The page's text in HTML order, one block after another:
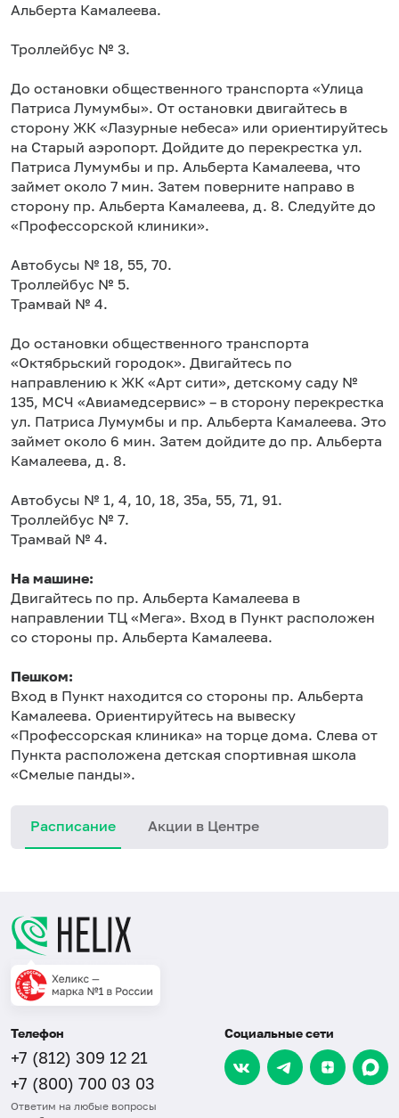
Альберта Камалеева.
Троллейбус № 3.
До остановки общественного транспорта «Улица
Патриса Лумумбы». От остановки двигайтесь в
сторону ЖК «Лазурные небеса» или ориентируйтесь
на Старый аэропорт. Дойдите до перекрестка ул.
Патриса Лумумбы и пр. Альберта Камалеева, что
займет около 7 мин. Затем поверните направо в
сторону пр. Альберта Камалеева, д. 8. Следуйте до
«Профессорской клиники».
Автобусы № 18, 55, 70.
Троллейбус № 5.
Трамвай № 4.
До остановки общественного транспорта
«Октябрьский городок». Двигайтесь по
направлению к ЖК «Арт сити», детскому саду №
135, МСЧ «Авиамедсервис» – в сторону перекрестка
ул. Патриса Лумумбы и пр. Альберта Камалеева. Это
займет около 6 мин. Затем дойдите до пр. Альберта
Камалеева, д. 8.
Автобусы № 1, 4, 10, 18, 35а, 55, 71, 91.
Троллейбус № 7.
Трамвай № 4.
На машине:
Двигайтесь по пр. Альберта Камалеева в
направлении ТЦ «Мега». Вход в Пункт расположен
со стороны пр. Альберта Камалеева.
Пешком:
Вход в Пункт находится со стороны пр. Альберта
Камалеева. Ориентируйтесь на вывеску
«Профессорская клиника» на торце дома. Слева от
Пункта расположена детская спортивная школа
«Смелые панды».
Расписание Акции в Центре
Телефон
+7 (812) 309 12 21
+7 (800) 700 03 03
Ответим на любые вопросы
Социальные сети